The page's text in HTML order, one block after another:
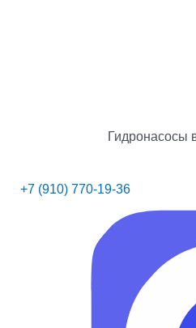
Гидронасосы
+7 (910) 770-19-36